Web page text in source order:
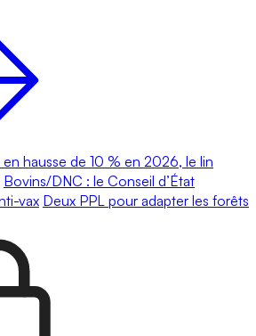
hausse de 10 % en 2026, le lin
Bovins/DNC : le Conseil d’État
vax Deux PPL pour adapter les forêts